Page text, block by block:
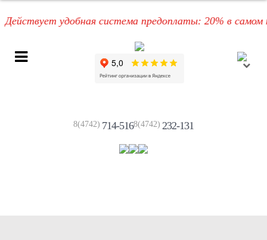
удобная система предоплаты: 20% в самом
8(4742) 714-5168(4742) 232-131